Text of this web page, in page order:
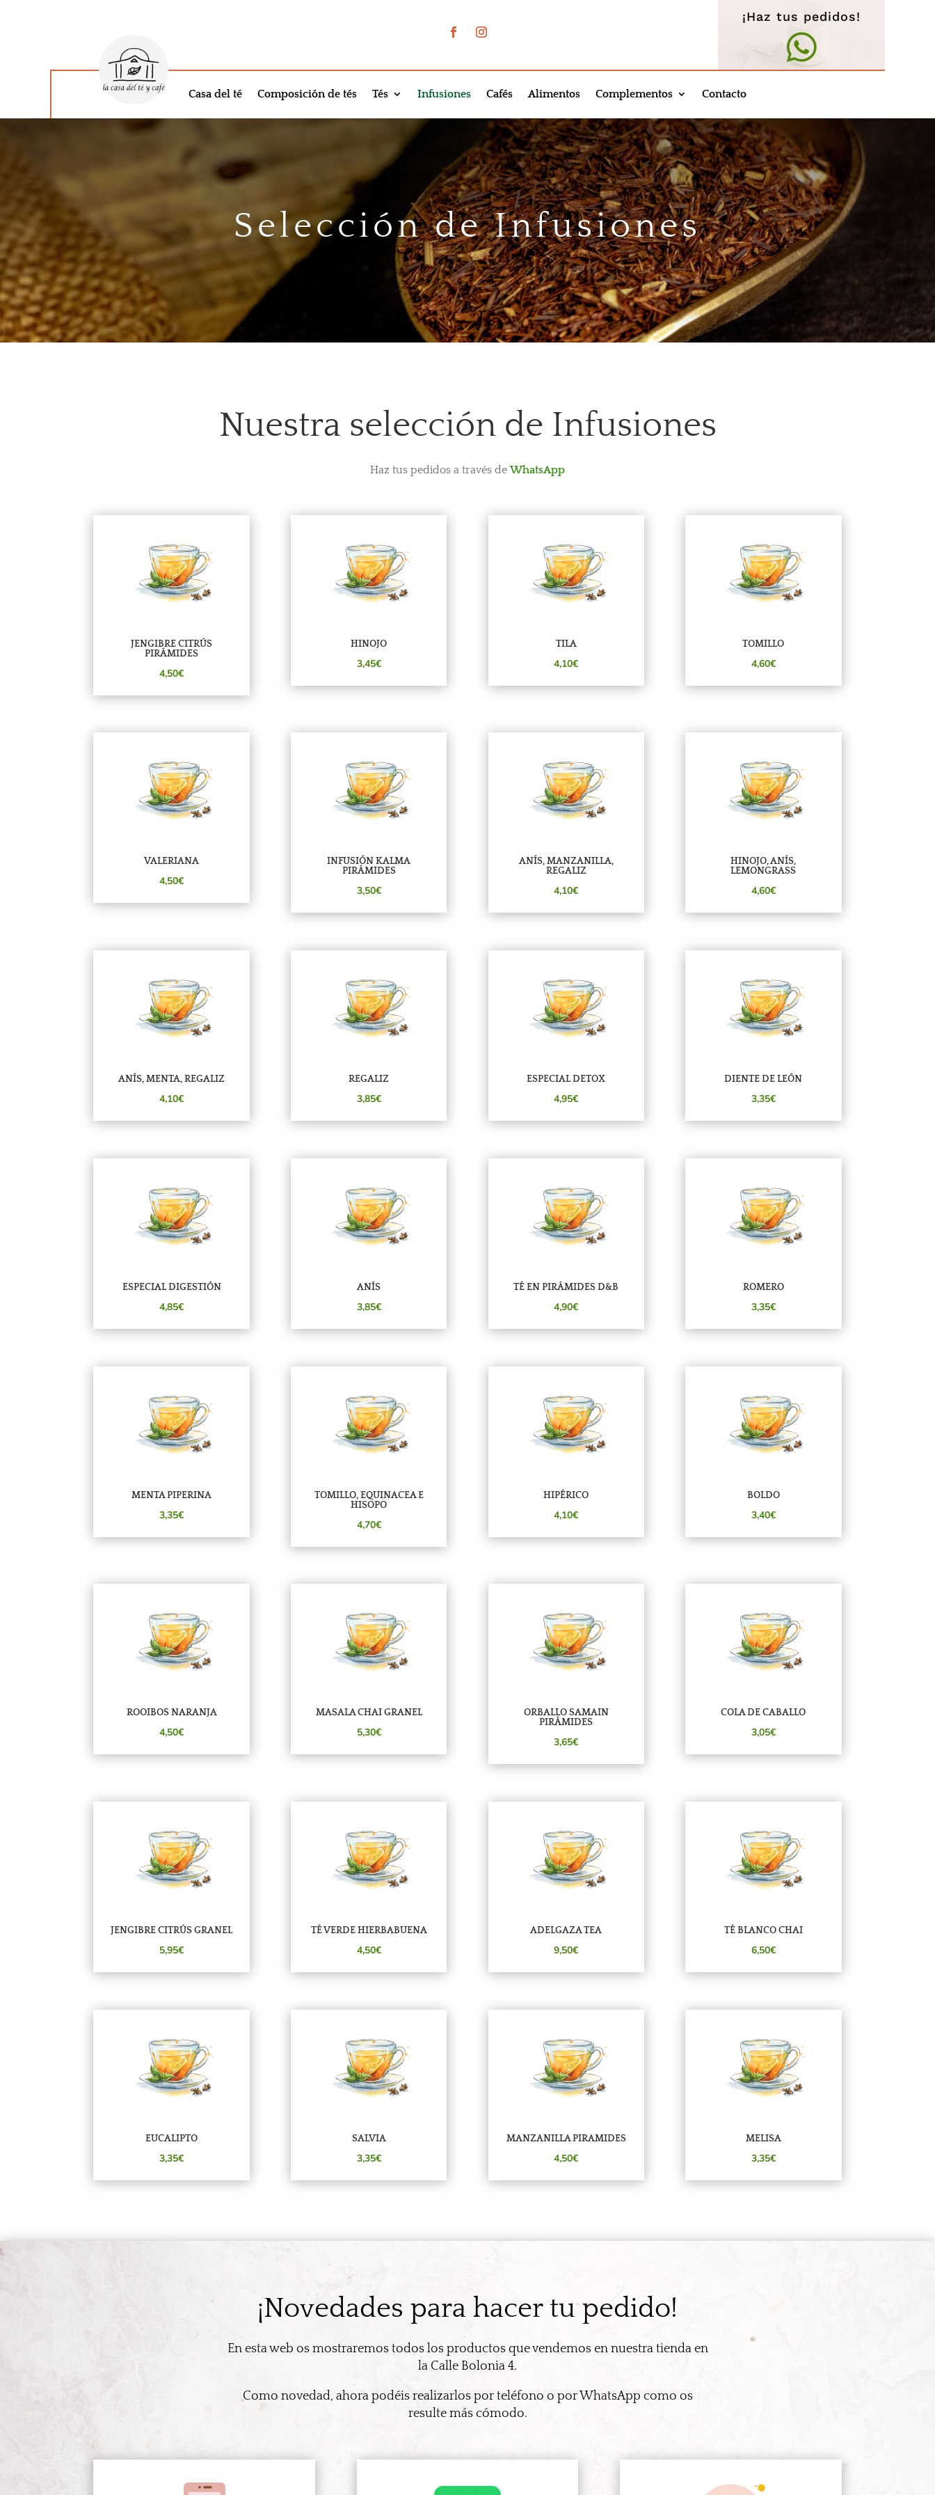
¡Haz tus pedidos!

Casa del té Composición de tés Tés Infusiones Cafés Alimentos Complementos Contacto
Selección de Infusiones
Nuestra selección de Infusiones
Haz tus pedidos a través deWhatsApp
JENGIBRE CITRÚS
PIRÁMIDES
4,50€
HINOJO
3,45€
TILA
4,10€
TOMILLO
4,60€
VALERIANA
4,50€
INFUSIÓN KALMA
PIRÁMIDES
3,50€
ANÍS, MANZANILLA,
REGALIZ
4,10€
HINOJO, ANÍS,
LEMONGRASS
4,60€
ANÍS, MENTA, REGALIZ
4,10€
REGALIZ
3,85€
ESPECIAL DETOX
4,95€
DIENTE DE LEÓN
3,35€
ESPECIAL DIGESTIÓN
4,85€
ANÍS
3,85€
TÉ EN PIRÁMIDES D&B
4,90€
ROMERO
3,35€
MENTA PIPERINA
3,35€
TOMILLO, EQUINACEA E
HISOPO
4,70€
HIPÉRICO
4,10€
BOLDO
3,40€
ROOIBOS NARANJA
4,50€
MASALA CHAI GRANEL
5,30€
ORBALLO SAMAIN
PIRÁMIDES
3,65€
COLA DE CABALLO
3,05€
JENGIBRE CITRÚS GRANEL
5,95€
TÉ VERDE HIERBABUENA
4,50€
ADELGAZA TEA
9,50€
TÉ BLANCO CHAI
6,50€
EUCALIPTO
3,35€
SALVIA
3,35€
MANZANILLA PIRAMIDES
4,50€
MELISA
3,35€
¡Novedades para hacer tu pedido!
En esta web os mostraremos todos los productos que vendemos en nuestra tienda en
la Calle Bolonia 4.
Como novedad, ahora podéis realizarlos por teléfono o por WhatsApp como os
resulte más cómodo.